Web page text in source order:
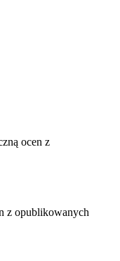
ocen z
z opublikowanych